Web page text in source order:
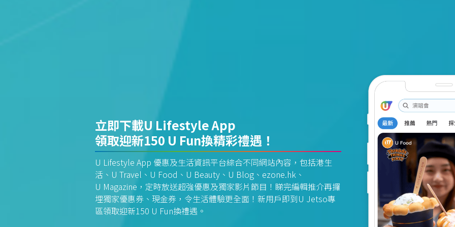
立即下載U Lifestyle App
領取迎新150 U Fun換精彩禮遇！
U Lifestyle App 優惠及生活資訊平台綜合不同網站內容，包括港生
活、U Travel、U Food、U Beauty、U Blog、ezone.hk、
U Magazine，定時放送超強優惠及獨家影片節目！睇完編輯推介再攞
埋獨家優惠券、現金券，令生活體驗更全面！新用戶即到U Jetso專
區領取迎新150 U Fun換禮遇。